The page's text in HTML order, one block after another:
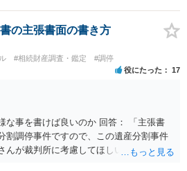
の主張書面の書き方
#相続財産調査・鑑定 #調停
役にたった 17
な事を書けば良いのか 回答： 「主張書
割調停事件ですので、この遺産分割事件
んが裁判所に考慮してほしいと思う、亡